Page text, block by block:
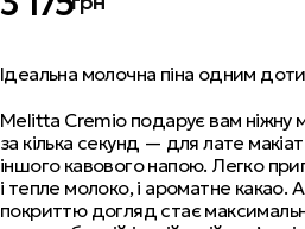
Ідеальна молочна піна одним
Melitta Cremio подарує вам ніжну
за кілька секунд — для лате
іншого кавового напою. Легко
і тепле молоко, і ароматне какао.
покриттю догляд стає